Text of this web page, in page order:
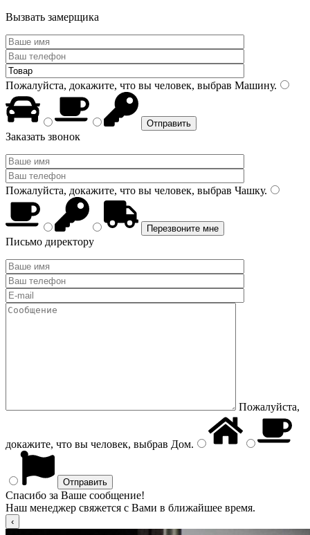
Вызвать замерщика
Пожалуйста, докажите, что вы человек, выбрав Машину.
Заказать звонок
Пожалуйста, докажите, что вы человек, выбрав Чашку.
Письмо директору
Пожалуйста,
докажите, что вы человек, выбрав Дом.
Спасибо за Ваше сообщение!
Наш менеджер свяжется с Вами в ближайшее время.